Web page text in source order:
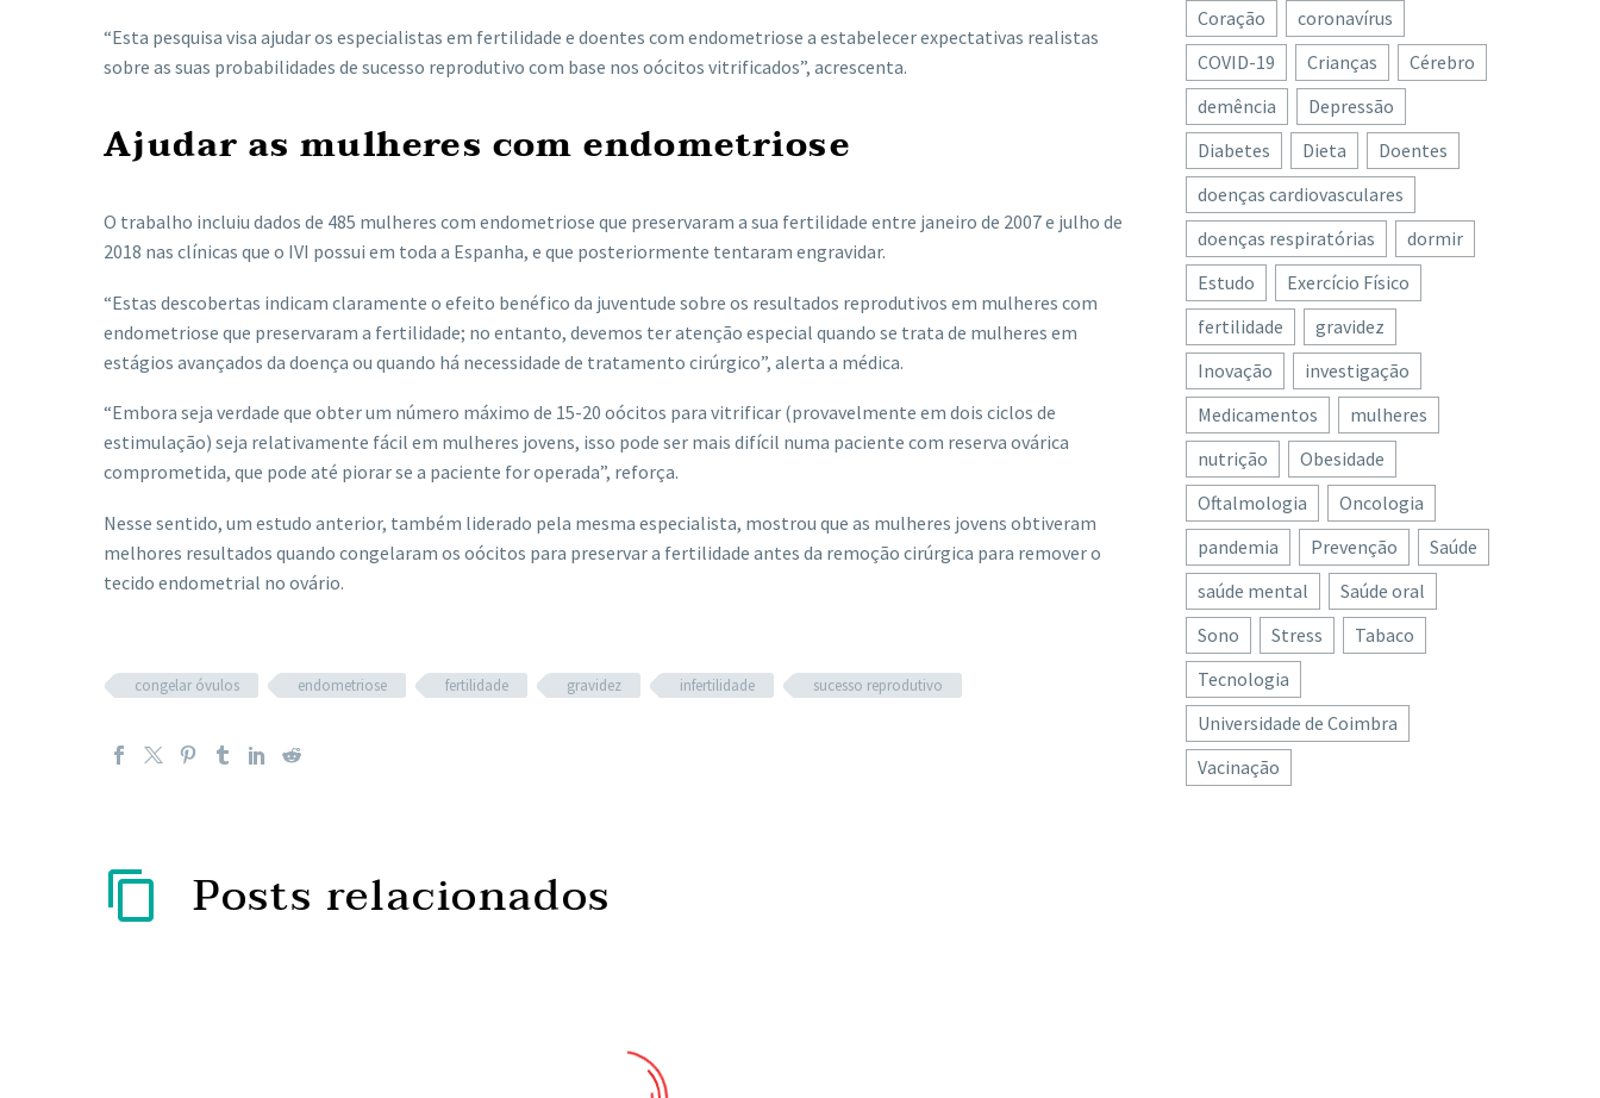
“Esta pesquisa visa ajudar os especialistas em fertilidade e doentes com endometriose a estabelecer expectativas realistas
sobre as suas probabilidades de sucesso reprodutivo com base nos oócitos vitrificados”, acrescenta.
Ajudar as mulheres com endometriose
O trabalho incluiu dados de 485 mulheres com endometriose que preservaram a sua fertilidade entre janeiro de 2007 e julho de
2018 nas clínicas que o IVI possui em toda a Espanha, e que posteriormente tentaram engravidar.
“Estas descobertas indicam claramente o efeito benéfico da juventude sobre os resultados reprodutivos em mulheres com
endometriose que preservaram a fertilidade; no entanto, devemos ter atenção especial quando se trata de mulheres em
estágios avançados da doença ou quando há necessidade de tratamento cirúrgico”, alerta a médica.
“Embora seja verdade que obter um número máximo de 15-20 oócitos para vitrificar (provavelmente em dois ciclos de
estimulação) seja relativamente fácil em mulheres jovens, isso pode ser mais difícil numa paciente com reserva ovárica
comprometida, que pode até piorar se a paciente for operada”, reforça.
Nesse sentido, um estudo anterior, também liderado pela mesma especialista, mostrou que as mulheres jovens obtiveram
melhores resultados quando congelaram os oócitos para preservar a fertilidade antes da remoção cirúrgica para remover o
tecido endometrial no ovário.
congelar óvulos endometriose fertilidade gravidez infertilidade sucesso reprodutivo
Posts relacionados
Coração
coronavírus
COVID-19
Crianças
Cérebro
demência
Depressão
Diabetes
Dieta
Doentes
doenças cardiovasculares
doenças respiratórias
dormir
Estudo
Exercício Físico
fertilidade
gravidez
Inovação
investigação
Medicamentos
mulheres
nutrição
Obesidade
Oftalmologia
Oncologia
pandemia
Prevenção
Saúde
saúde mental
Saúde oral
Sono
Stress
Tabaco
Tecnologia
Universidade de Coimbra
Vacinação